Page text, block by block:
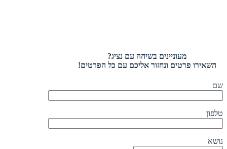
מעוניינים בשיחה עם נציג?
השאירו פרטים ונחזור אליכם עם כל הפרטים!
שם
טלפון
נושא